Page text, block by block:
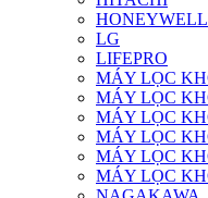
HONEYWELL
LG
LIFEPRO
MÁY LỌC
MÁY LỌC
MÁY LỌC
MÁY LỌC
MÁY LỌC
MÁY LỌC